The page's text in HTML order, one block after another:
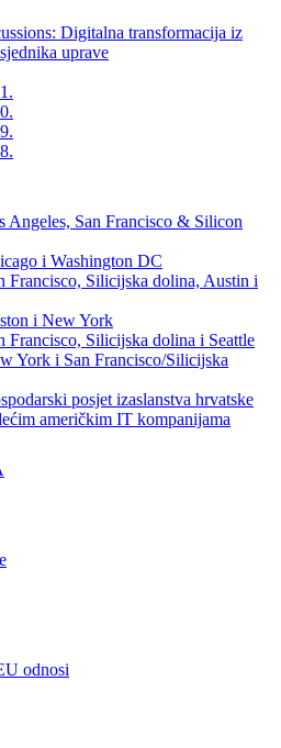
Digitalna transformacija iz
uprave
Angeles, San Francisco & Silicon
i Washington DC
Francisco, Silicijska dolina, Austin i
i New York
Francisco, Silicijska dolina i Seattle
York i San Francisco/Silicijska
posjet izaslanstva hrvatske
američkim IT kompanijama
odnosi